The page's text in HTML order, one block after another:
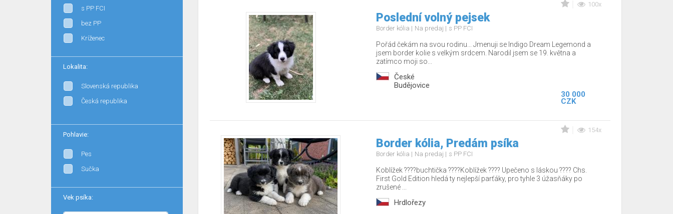
s PP FCI
bez PP
Kríženec
Lokalita:
Slovenská republika
Česká republika
Pohlavie:
Pes
Sučka
Vek psíka:
100x
Poslední volný pejsek
Border kólia Na predaj s PP FCI
Pořád čekám na svou rodinu... Jmenuji se Indigo Dream Legemond a
jsem border kolie s velkým srdcem. Narodil jsem se 19. května a
zatímco moji so...
České
Budějovice
30 000
CZK
154x
Border kólia, Predám psíka
Border kólia Na predaj s PP FCI
Koblížek ????buchtička ????Koblížek ???? Upečeno s láskou ???? Chs.
First Gold Edition hledá ty nejlepší parťáky, pro tyhle 3 úžasňáky po
zrušené ...
Hrdlořezy